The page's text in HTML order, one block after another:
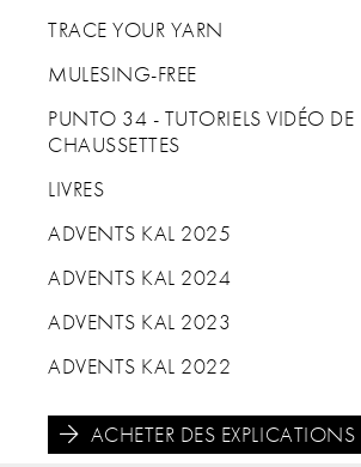
TRACE YOUR YARN
MULESING-FREE
PUNTO 34 - TUTORIELS VIDÉO DE
CHAUSSETTES
LIVRES
ADVENTS KAL 2025
ADVENTS KAL 2024
ADVENTS KAL 2023
ADVENTS KAL 2022
ACHETER DES EXPLICATIONS